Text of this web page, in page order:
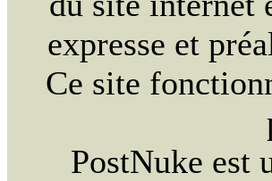
expresse et
Ce site
PostNuke est